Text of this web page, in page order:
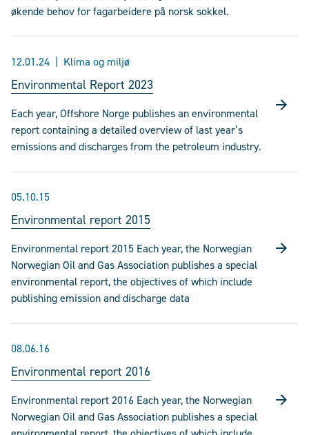
økende behov for fagarbeidere på norsk sokkel.
12.01.24 Klima og miljø
Environmental Report 2023
Each year, Offshore Norge publishes an environmental
report containing a detailed overview of last year’s
emissions and discharges from the petroleum industry.
05.10.15
Environmental report 2015
Environmental report 2015 Each year, the Norwegian
Norwegian Oil and Gas Association publishes a special
environmental report, the objectives of which include
publishing emission and discharge data
08.06.16
Environmental report 2016
Environmental report 2016 Each year, the Norwegian
Norwegian Oil and Gas Association publishes a special